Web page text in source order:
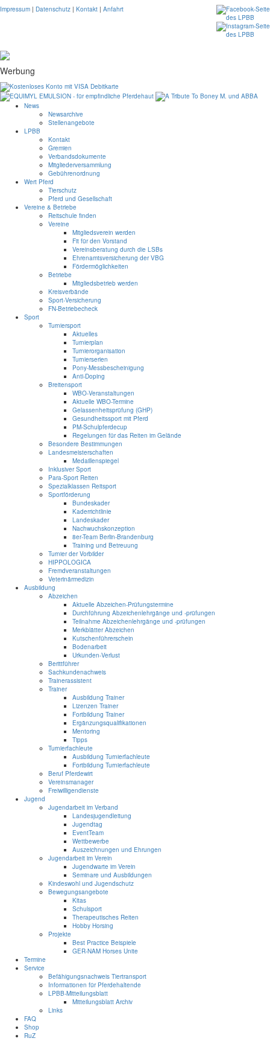
Impressum | Datenschutz | Kontakt | Anfahrt
Werbung
News
Newsarchive
Stellenangebote
LPBB
Kontakt
Gremien
Verbandsdokumente
Mitgliederversammlung
Gebührenordnung
Wert Pferd
Tierschutz
Pferd und Gesellschaft
Vereine & Betriebe
Reitschule finden
Vereine
Mitgliedsverein werden
Fit für den Vorstand
Vereinsberatung durch die LSBs
Ehrenamtsversicherung der VBG
Fördermöglichkeiten
Betriebe
Mitgliedsbetrieb werden
Kreisverbände
Sport-Versicherung
FN-Betriebecheck
Sport
Turniersport
Aktuelles
Turnierplan
Turnierorganisation
Turnierserien
Pony-Messbescheinigung
Anti-Doping
Breitensport
WBO-Veranstaltungen
Aktuelle WBO-Termine
Gelassenheitsprüfung (GHP)
Gesundheitssport mit Pferd
PM-Schulpferdecup
Regelungen für das Reiten im Gelände
Besondere Bestimmungen
Landesmeisterschaften
Medaillenspiegel
Inklusiver Sport
Para-Sport Reiten
Spezialklassen Reitsport
Sportförderung
Bundeskader
Kaderrichtlinie
Landeskader
Nachwuchskonzeption
8er-Team Berlin-Brandenburg
Training und Betreuung
Turnier der Vorbilder
HIPPOLOGICA
Fremdveranstaltungen
Veterinärmedizin
Ausbildung
Abzeichen
Aktuelle Abzeichen-Prüfungstermine
Durchführung Abzeichenlehrgänge und -prüfungen
Teilnahme Abzeichenlehrgänge und -prüfungen
Merkblätter Abzeichen
Kutschenführerschein
Bodenarbeit
Urkunden-Verlust
Berittführer
Sachkundenachweis
Trainerassistent
Trainer
Ausbildung Trainer
Lizenzen Trainer
Fortbildung Trainer
Ergänzungsqualifikationen
Mentoring
Tipps
Turnierfachleute
Ausbildung Turnierfachleute
Fortbildung Turnierfachleute
Beruf Pferdewirt
Vereinsmanager
Freiwilligendienste
Jugend
Jugendarbeit im Verband
Landesjugendleitung
Jugendtag
EventTeam
Wettbewerbe
Auszeichnungen und Ehrungen
Jugendarbeit im Verein
Jugendwarte im Verein
Seminare und Ausbildungen
Kindeswohl und Jugendschutz
Bewegungsangebote
Kitas
Schulsport
Therapeutisches Reiten
Hobby Horsing
Projekte
Best Practice Beispiele
GER-NAM Horses Unite
Termine
Service
Befähigungsnachweis Tiertransport
Informationen für Pferdehaltende
LPBB-Mitteilungsblatt
Mitteilungsblatt Archiv
Links
FAQ
Shop
RuZ